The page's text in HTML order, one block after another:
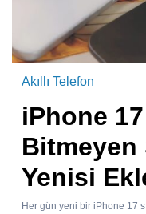
Akıllı Telefon
iPhone
Bitmeyen
Yenisi
Her gün yeni bir iPhone 17